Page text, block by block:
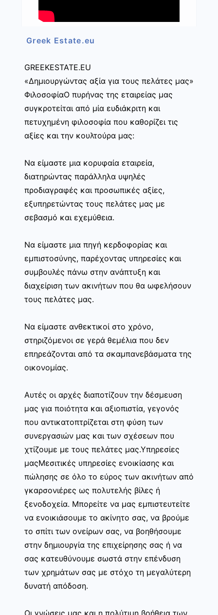
Greek Estate.eu
GREEKESTATE.EU
«Δημιουργώντας αξία για τους πελάτες μας»
ΦιλοσοφίαΟ πυρήνας της εταιρείας μας
συγκροτείται από μία ευδιάκριτη και
πετυχημένη φιλοσοφία που καθορίζει τις
αξίες και την κουλτούρα μας:
Να είμαστε μια κορυφαία εταιρεία,
διατηρώντας παράλληλα υψηλές
προδιαγραφές και προσωπικές αξίες,
εξυπηρετώντας τους πελάτες μας με
σεβασμό και εχεμύθεια.
Να είμαστε μια πηγή κερδοφορίας και
εμπιστοσύνης, παρέχοντας υπηρεσίες και
συμβουλές πάνω στην ανάπτυξη και
διαχείριση των ακινήτων που θα ωφελήσουν
τους πελάτες μας.
Να είμαστε ανθεκτικοί στο χρόνο,
στηριζόμενοι σε γερά θεμέλια που δεν
επηρεάζονται από τα σκαμπανεβάσματα της
οικονομίας.
Αυτές οι αρχές διαποτίζουν την δέσμευση
μας για ποιότητα και αξιοπιστία, γεγονός
που αντικατοπτρίζεται στη φύση των
συνεργασιών μας και των σχέσεων που
χτίζουμε με τους πελάτες μας.Υπηρεσίες
μαςΜεσιτικές υπηρεσίες ενοικίασης και
πώλησης σε όλο το εύρος των ακινήτων από
γκαρσονιέρες ως πολυτελής βίλες ή
ξενοδοχεία. Μπορείτε να μας εμπιστευτείτε
να ενοικιάσουμε το ακίνητο σας, να βρούμε
το σπίτι των ονείρων σας, να βοηθήσουμε
στην δημιουργία της επιχείρησης σας ή να
σας κατευθύνουμε σωστά στην επένδυση
των χρημάτων σας με στόχο τη μεγαλύτερη
δυνατή απόδοση.
Οι γνώσεις μας και η πολύτιμη βοήθεια των